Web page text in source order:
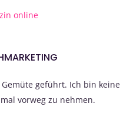
online
geführt. Ich bin keine
vorweg zu nehmen.